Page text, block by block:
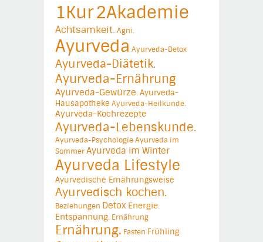
1Kur2Akademie
Achtsamkeit. Agni.
Ayurveda Ayurveda-Detox
Ayurveda-Diätetik.
Ayurveda-Ernährung
Ayurveda-Gewürze.Ayurveda-
Hausapotheke Ayurveda-Heilkunde.
Ayurveda-Kochrezepte
Ayurveda-Lebenskunde.
Ayurveda-PsychologieAyurveda im
SommerAyurveda im Winter
Ayurveda Lifestyle
Ayurvedische Ernährungsweise
Ayurvedisch kochen.
Beziehungen Detox Energie.
Entspannung. Ernährung
Ernährung. Fasten Frühling.